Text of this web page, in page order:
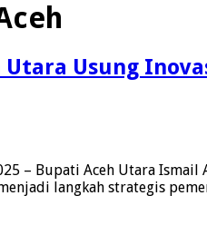
Usung
– Bupati Aceh Utara
langkah strategis